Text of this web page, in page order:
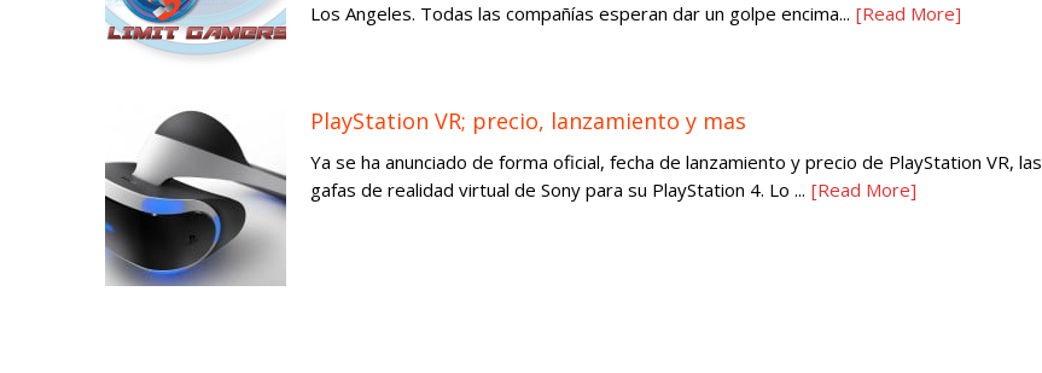
Los Angeles. Todas las compañías esperan dar un golpe encima... [Read More]
PlayStation VR; precio, lanzamiento y mas
Ya se ha anunciado de forma oficial, fecha de lanzamiento y precio de PlayStation VR, las
gafas de realidad virtual de Sony para su PlayStation 4. Lo ... [Read More]